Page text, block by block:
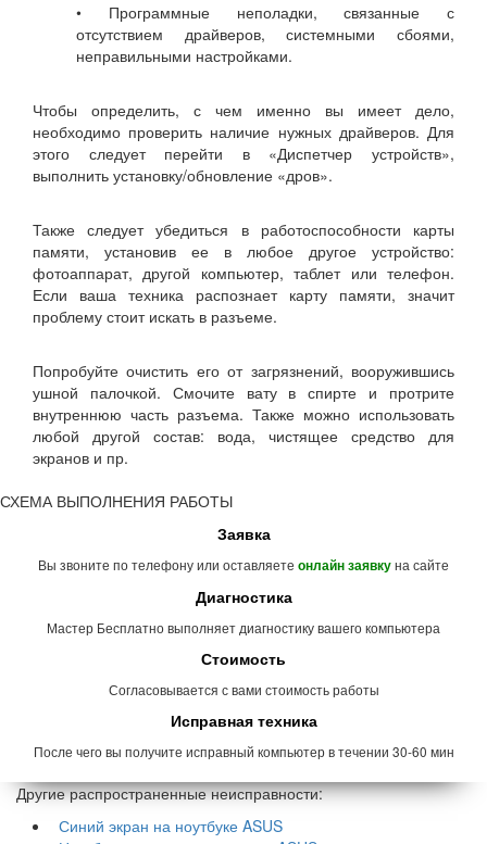
• Программные неполадки, связанные с
отсутствием драйверов, системными сбоями,
неправильными настройками.
Чтобы определить, с чем именно вы имеет дело,
необходимо проверить наличие нужных драйверов. Для
этого следует перейти в «Диспетчер устройств»,
выполнить установку/обновление «дров».
Также следует убедиться в работоспособности карты
памяти, установив ее в любое другое устройство:
фотоаппарат, другой компьютер, таблет или телефон.
Если ваша техника распознает карту памяти, значит
проблему стоит искать в разъеме.
Попробуйте очистить его от загрязнений, вооружившись
ушной палочкой. Смочите вату в спирте и протрите
внутреннюю часть разъема. Также можно использовать
любой другой состав: вода, чистящее средство для
экранов и пр.
СХЕМА ВЫПОЛНЕНИЯ РАБОТЫ
Заявка
Вы звоните по телефону или оставляете онлайн заявкуна сайте
Диагностика
Мастер Бесплатно выполняет диагностику вашего компьютера
Стоимость
Согласовывается с вами стоимость работы
Исправная техника
После чего вы получите исправный компьютер в течении 30-60 мин
Другие распространенные неисправности:
Синий экран на ноутбуке ASUS